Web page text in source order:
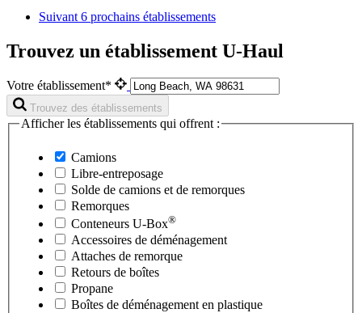
Suivant 6 prochains établissements
Trouvez un établissement U-Haul
Votre établissement*
Trouvez des établissements
Afficher les établissements qui offrent :
Camions
Libre-entreposage
Solde de camions et de remorques
Remorques
Conteneurs U-Box®
Accessoires de déménagement
Attaches de remorque
Retours de boîtes
Propane
Boîtes de déménagement en plastique